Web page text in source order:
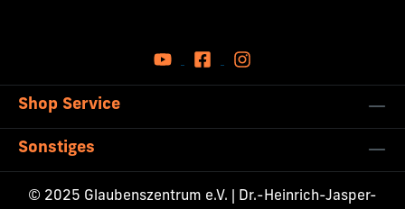
Shop Service
Sonstiges
© 2025 Glaubenszentrum e.V. | Dr.-Heinrich-Jasper-